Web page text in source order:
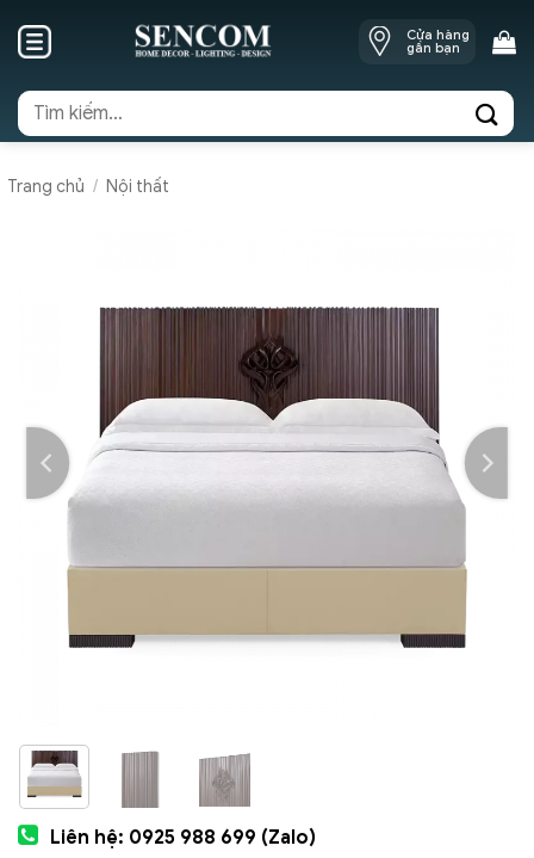
Cửa hàng
gần bạn
Tìm
kiếm:
Trang chủ / Nội thất
Liên hệ: 0925 988 699 (Zalo)